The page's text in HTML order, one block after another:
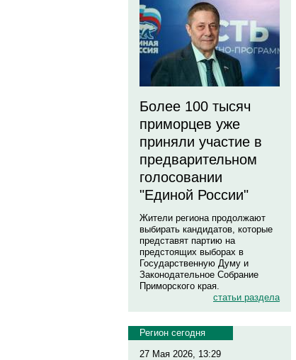
Более 100 тысяч
приморцев уже
приняли участие в
предварительном
голосовании
"Единой России"
Жители региона продолжают
выбирать кандидатов, которые
представят партию на
предстоящих выборах в
Государственную Думу и
Законодательное Собрание
Приморского края.
статьи раздела
Регион сегодня
27 Мая 2026, 13:29